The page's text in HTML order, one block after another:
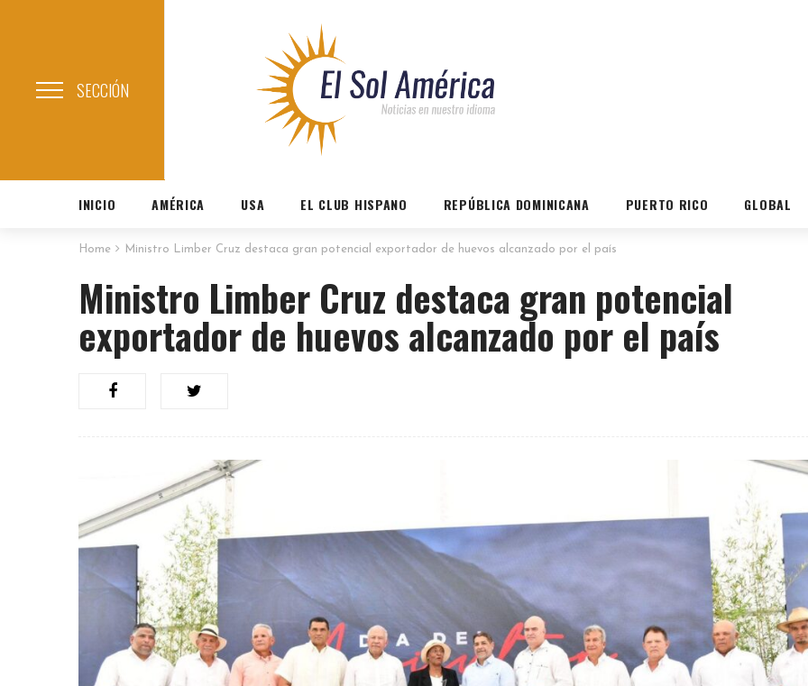
SECCIÓN
INICIO AMÉRICA USA EL CLUB HISPANO REPÚBLICA DOMINICANA PUERTO RICO GLOBAL
Home Ministro Limber Cruz destaca gran potencial exportador de huevos alcanzado por el país
Ministro Limber Cruz destaca gran potencial
exportador de huevos alcanzado por el país